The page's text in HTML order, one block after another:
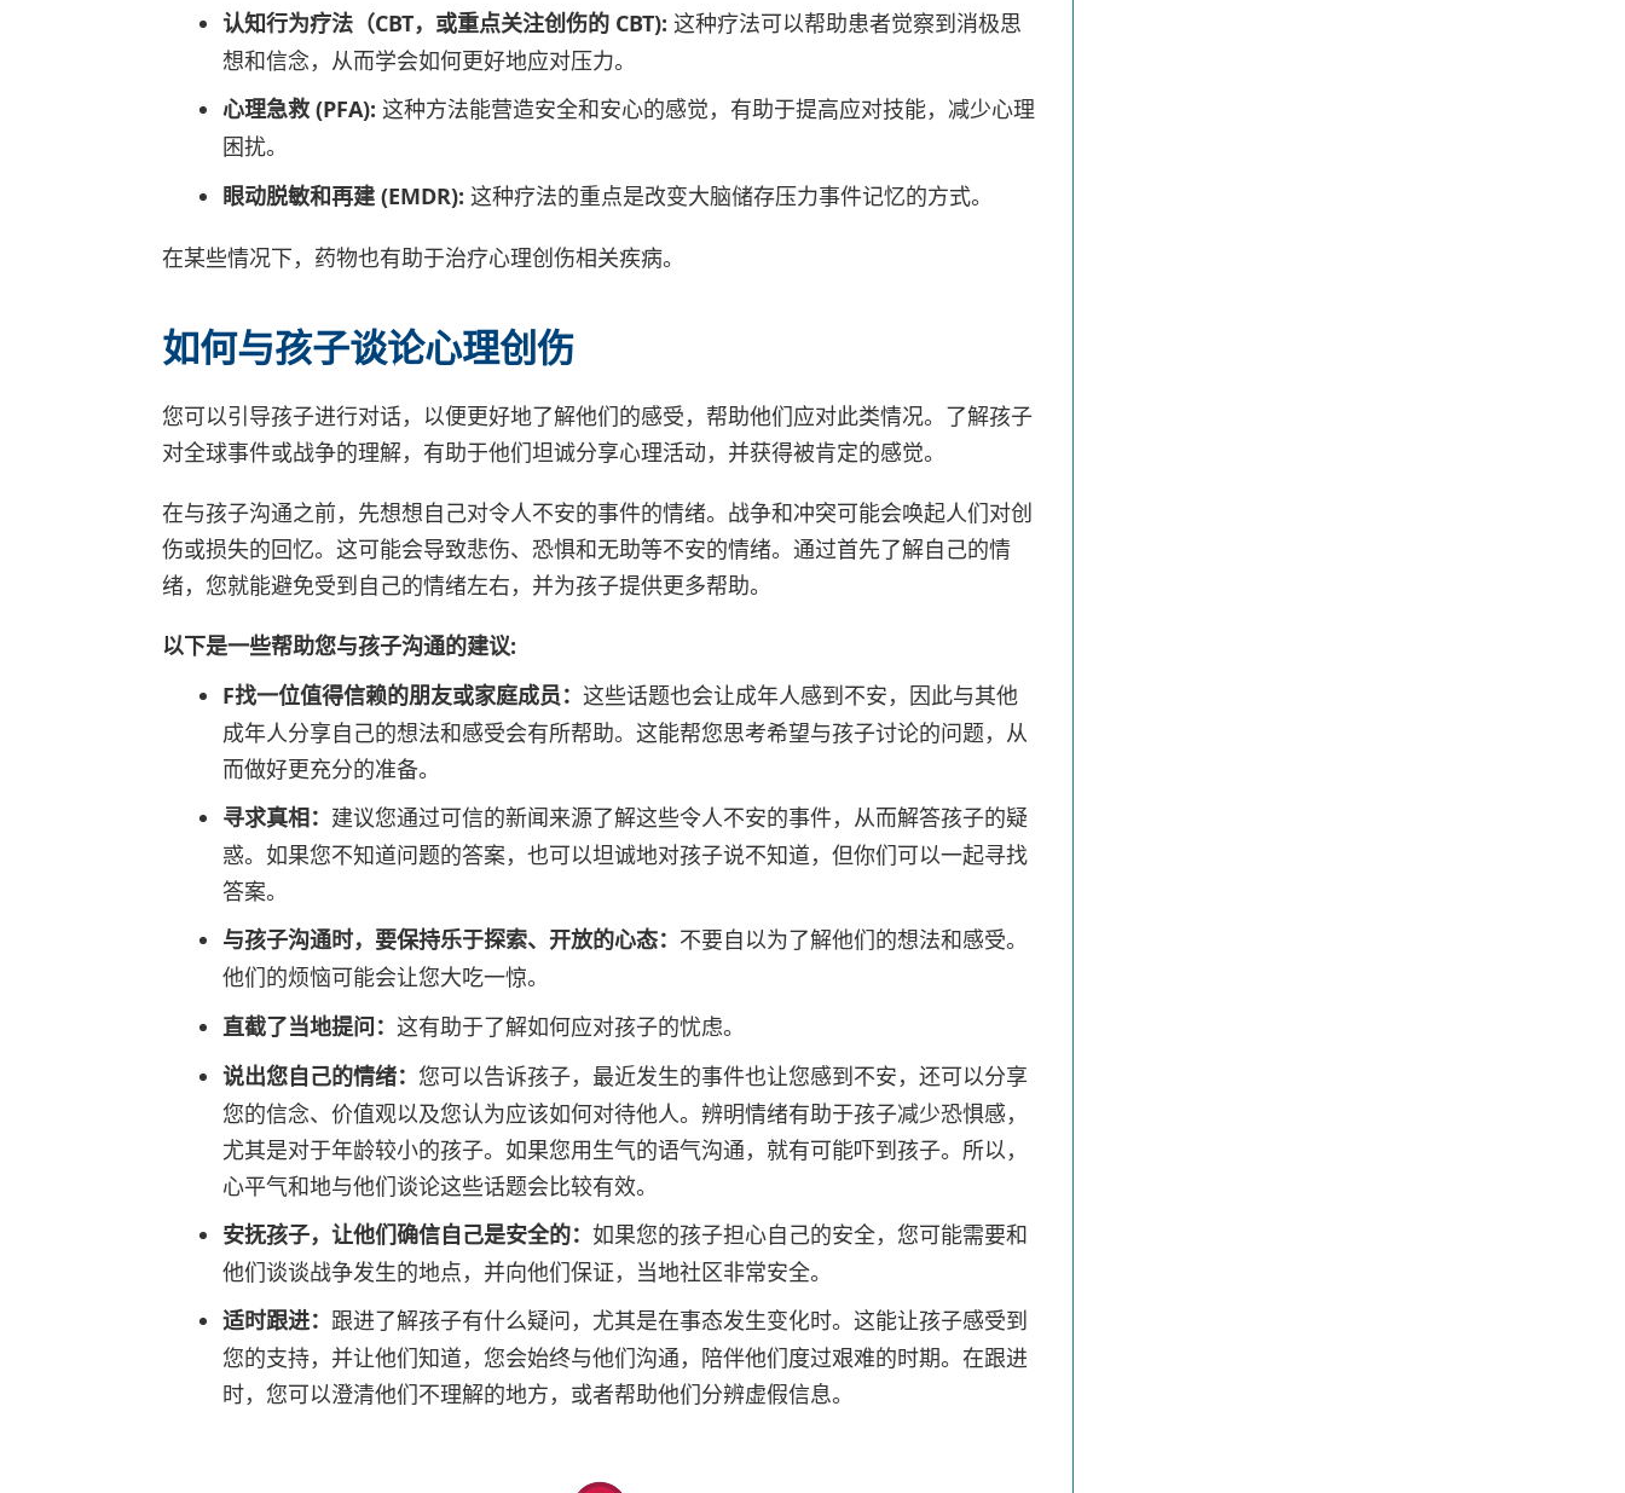
认知行为疗法（CBT，或重点关注创伤的 CBT): 这种疗法可以帮助患者觉察到消极思
想和信念，从而学会如何更好地应对压力。
心理急救 (PFA): 这种方法能营造安全和安心的感觉，有助于提高应对技能，减少心理
困扰。
眼动脱敏和再建 (EMDR): 这种疗法的重点是改变大脑储存压力事件记忆的方式。
在某些情况下，药物也有助于治疗心理创伤相关疾病。
如何与孩子谈论心理创伤
您可以引导孩子进行对话，以便更好地了解他们的感受，帮助他们应对此类情况。了解孩子
对全球事件或战争的理解，有助于他们坦诚分享心理活动，并获得被肯定的感觉。
在与孩子沟通之前，先想想自己对令人不安的事件的情绪。战争和冲突可能会唤起人们对创
伤或损失的回忆。这可能会导致悲伤、恐惧和无助等不安的情绪。通过首先了解自己的情
绪，您就能避免受到自己的情绪左右，并为孩子提供更多帮助。
以下是一些帮助您与孩子沟通的建议:
F找一位值得信赖的朋友或家庭成员： 这些话题也会让成年人感到不安，因此与其他
成年人分享自己的想法和感受会有所帮助。这能帮您思考希望与孩子讨论的问题，从
而做好更充分的准备。
寻求真相： 建议您通过可信的新闻来源了解这些令人不安的事件，从而解答孩子的疑
惑。如果您不知道问题的答案，也可以坦诚地对孩子说不知道，但你们可以一起寻找
答案。
与孩子沟通时，要保持乐于探索、开放的心态： 不要自以为了解他们的想法和感受。
他们的烦恼可能会让您大吃一惊。
直截了当地提问： 这有助于了解如何应对孩子的忧虑。
说出您自己的情绪： 您可以告诉孩子，最近发生的事件也让您感到不安，还可以分享
您的信念、价值观以及您认为应该如何对待他人。辨明情绪有助于孩子减少恐惧感，
尤其是对于年龄较小的孩子。如果您用生气的语气沟通，就有可能吓到孩子。所以，
心平气和地与他们谈论这些话题会比较有效。
安抚孩子，让他们确信自己是安全的： 如果您的孩子担心自己的安全，您可能需要和
他们谈谈战争发生的地点，并向他们保证，当地社区非常安全。
适时跟进： 跟进了解孩子有什么疑问，尤其是在事态发生变化时。这能让孩子感受到
您的支持，并让他们知道，您会始终与他们沟通，陪伴他们度过艰难的时期。在跟进
时，您可以澄清他们不理解的地方，或者帮助他们分辨虚假信息。